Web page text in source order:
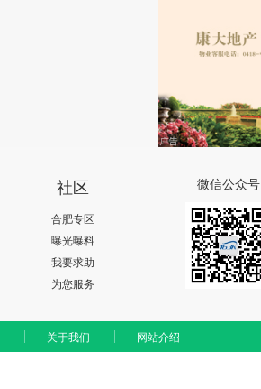
社区
合肥专区
曝光曝料
我要求助
为您服务
微信公众号
关于我们 网站介绍